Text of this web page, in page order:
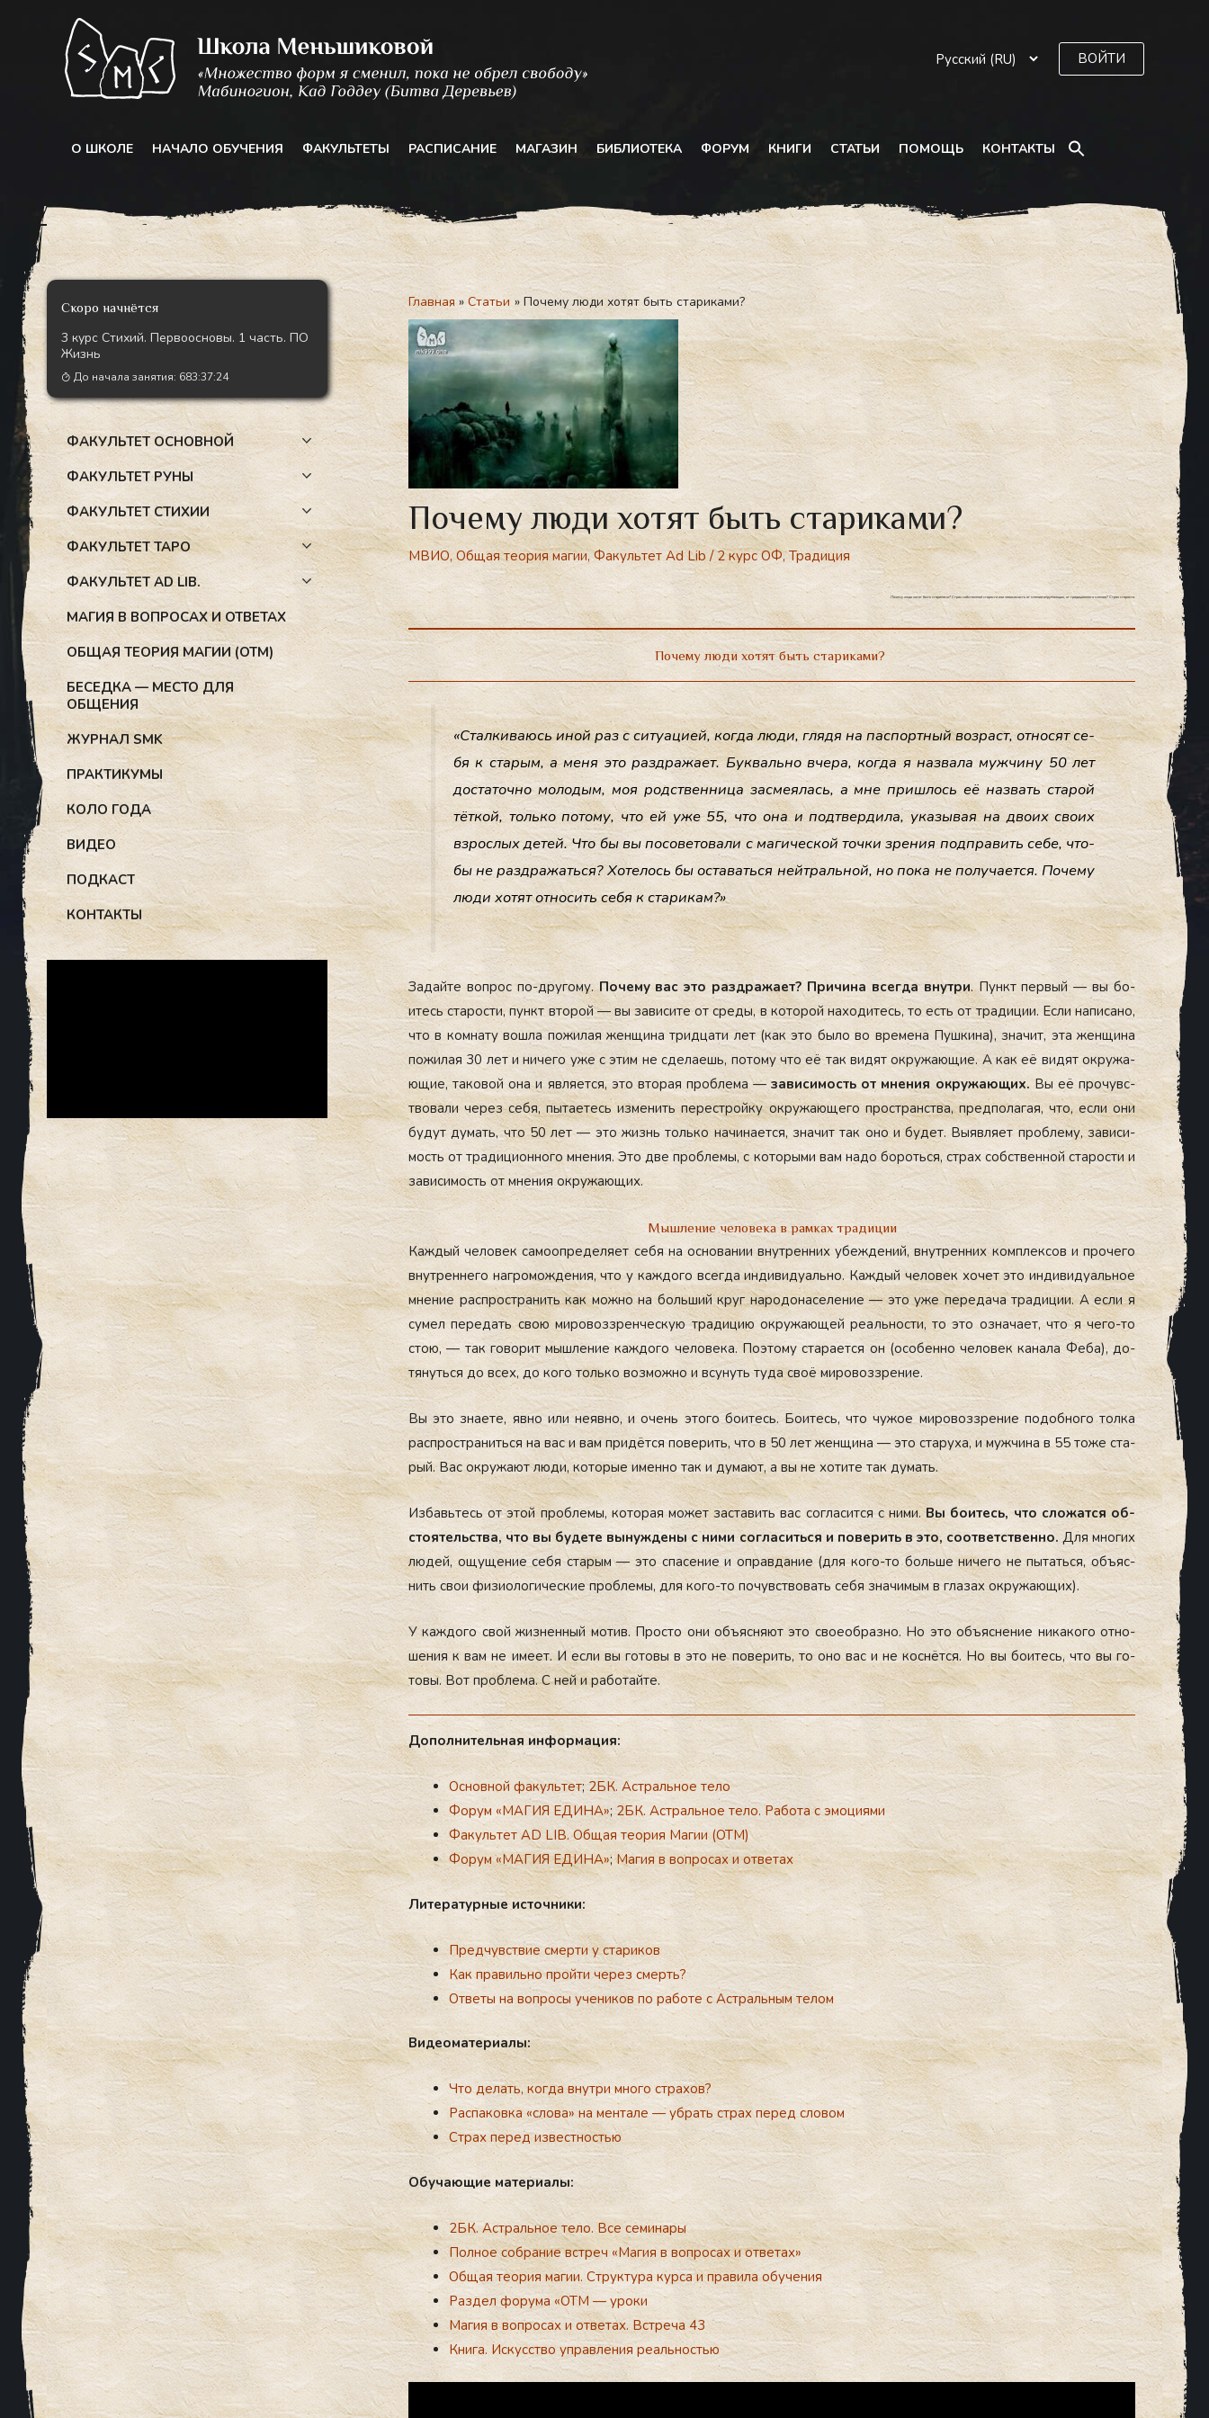
содержимому
ВОЙТИ
О ШКОЛЕ НАЧАЛО ОБУЧЕНИЯ ФАКУЛЬТЕТЫ РАСПИСАНИЕ МАГАЗИН БИБЛИОТЕКА ФОРУМ КНИГИ СТАТЬИ ПОМОЩЬ КОНТАКТЫ
Скоро начнётся
3 курс Стихий. Первоосновы. 1 часть. ПО
Жизнь
До начала занятия: 683:37:22
ФАКУЛЬТЕТ ОСНОВНОЙ
ФАКУЛЬТЕТ РУНЫ
ФАКУЛЬТЕТ СТИХИИ
ФАКУЛЬТЕТ ТАРО
ФАКУЛЬТЕТ AD LIB.
МАГИЯ В ВОПРОСАХ И ОТВЕТАХ
ОБЩАЯ ТЕОРИЯ МАГИИ (ОТМ)
БЕСЕДКА — МЕСТО ДЛЯ
ОБЩЕНИЯ
ЖУРНАЛ SMK
ПРАКТИКУМЫ
КОЛО ГОДА
ВИДЕО
ПОДКАСТ
КОНТАКТЫ
Главная Статьи Почему люди хотят быть стариками?
Почему люди хотят быть стариками?
МВИО,Общая теория магии,Факультет Ad Lib/2 курс ОФ,Традиция
Почему люди хотят быть стариками? Страх собственной старости или зависимость от мнения окружающих, от традиционного мнения? Страх старости.
Почему люди хотят быть стариками?
«Стал­ки­ва­юсь иной раз с си­ту­аци­ей, ког­да лю­ди, гля­дя на пас­пор­тный воз­раст, от­но­сят се­
бя к ста­рым, а ме­ня это раз­дра­жа­ет. Бук­валь­но вче­ра, ког­да я наз­ва­ла муж­чи­ну 50 лет
дос­та­точ­но мо­лодым, моя родс­твен­ни­ца зас­ме­ялась, а мне приш­лось её наз­вать ста­рой
тёт­кой, толь­ко по­тому, что ей уже 55, что она и под­твер­ди­ла, ука­зывая на дво­их сво­их
взрос­лых де­тей. Что бы вы по­сове­това­ли с ма­гичес­кой точ­ки зре­ния под­пра­вить се­бе, что­
бы не раз­дра­жать­ся? Хо­телось бы ос­та­вать­ся ней­траль­ной, но по­ка не по­луча­ет­ся. По­чему
лю­ди хо­тят от­но­сить се­бя к ста­рикам?»
За­дай­те воп­рос по-дру­гому.По­чему вас это раз­дра­жа­ет? При­чина всег­да внут­ри. Пункт пер­вый — вы бо­
итесь ста­рос­ти, пункт вто­рой — вы за­виси­те от сре­ды, в ко­торой на­ходи­тесь, то есть от тра­диции. Ес­ли на­писа­но,
что в ком­на­ту вош­ла по­жилая жен­щи­на трид­ца­ти лет (как это бы­ло во вре­мена Пуш­ки­на), зна­чит, эта жен­щи­на
по­жилая 30 лет и ни­чего уже с этим не сде­ла­ешь, по­тому что её так ви­дят ок­ру­жа­ющие. А как её ви­дят ок­ру­жа­
ющие, та­ковой она и яв­ля­ет­ся, это вто­рая проб­ле­ма —за­виси­мость от мне­ния ок­ру­жа­ющих.Вы её про­чувс­
тво­вали че­рез се­бя, пы­та­етесь из­ме­нить пе­рес­трой­ку ок­ру­жа­юще­го прос­транс­тва, пред­по­лагая, что, ес­ли они
бу­дут ду­мать, что 50 лет — это жизнь толь­ко на­чина­ет­ся, зна­чит так оно и бу­дет. Вы­яв­ля­ет проб­ле­му, за­виси­
мость от тра­дици­он­но­го мне­ния. Это две проб­ле­мы, с ко­торы­ми вам на­до бо­роть­ся, страх собс­твен­ной ста­рос­ти и
за­виси­мость от мне­ния ок­ру­жа­ющих.
Мышление человека в рамках традиции
Каж­дый че­ловек са­мо­оп­ре­деля­ет се­бя на ос­но­вании внут­ренних убеж­де­ний, внут­ренних ком­плек­сов и про­чего
внут­ренне­го наг­ро­мож­де­ния, что у каж­до­го всег­да ин­ди­виду­аль­но. Каж­дый че­ловек хо­чет это ин­ди­виду­аль­ное
мне­ние рас­простра­нить как мож­но на боль­ший круг на­родо­насе­ление — это уже пе­реда­ча тра­диции. А ес­ли я
су­мел пе­редать свою ми­ровоз­зрен­ческую тра­дицию ок­ру­жа­ющей ре­аль­нос­ти, то это оз­на­ча­ет, что я че­го-то
стою, — так го­ворит мыш­ле­ние каж­до­го че­лове­ка. По­это­му ста­ра­ет­ся он (осо­бен­но че­ловек ка­нала Фе­ба), до­
тянуть­ся до всех, до ко­го толь­ко воз­можно и всу­нуть ту­да своё ми­ровоз­зре­ние.
Вы это зна­ете, яв­но или не­яв­но, и очень это­го бо­итесь. Бо­итесь, что чу­жое ми­ровоз­зре­ние по­доб­но­го тол­ка
рас­простра­нить­ся на вас и вам при­дёт­ся по­верить, что в 50 лет жен­щи­на — это ста­руха, и муж­чи­на в 55 то­же ста­
рый. Вас ок­ру­жа­ют лю­ди, ко­торые имен­но так и ду­ма­ют, а вы не хо­тите так ду­мать.
Из­бавь­тесь от этой проб­ле­мы, ко­торая мо­жет зас­та­вить вас сог­ла­сит­ся с ни­ми.Вы бо­итесь, что сло­жат­ся об­
сто­ятель­ства, что вы бу­дете вы­нуж­де­ны с ни­ми сог­ла­сить­ся и по­верить в это, со­от­ветс­твен­но.Для мно­гих
лю­дей, ощу­щение се­бя ста­рым — это спа­сение и оп­равда­ние (для ко­го-то боль­ше ни­чего не пы­тать­ся, объ­яс­
нить свои фи­зи­оло­гичес­кие проб­ле­мы, для ко­го-то по­чувс­тво­вать се­бя зна­чимым в гла­зах ок­ру­жа­ющих).
У каж­до­го свой жиз­ненный мо­тив. Прос­то они объ­яс­ня­ют это сво­еоб­разно. Но это объ­яс­не­ние ни­како­го от­но­
шения к вам не име­ет. И ес­ли вы го­товы в это не по­верить, то оно вас и не кос­нётся. Но вы бо­итесь, что вы го­
товы. Вот проб­ле­ма. С ней и ра­ботай­те.
До­пол­ни­тель­ная ин­фор­ма­ция:
Основной факультет;2БК. Астральное тело
Форум «МАГИЯ ЕДИНА»;2БК. Астральное тело. Работа с эмоциями
Факультет AD LIB. Общая теория Магии (ОТМ)
Форум «МАГИЯ ЕДИНА»;Магия в вопросах и ответах
Ли­те­ра­тур­ные ис­точ­ни­ки:
Предчувствие смерти у стариков
Как правильно пройти через смерть?
Ответы на вопросы учеников по работе с Астральным телом
Ви­де­ома­те­ри­алы:
Что делать, когда внутри много страхов?
Распаковка «слова» на ментале — убрать страх перед словом
Страх перед известностью
Обу­ча­ющие ма­те­ри­алы:
2БК. Астральное тело. Все семинары
Полное собрание встреч «Магия в вопросах и ответах»
Общая теория магии. Структура курса и правила обучения
Раздел форума «ОТМ — уроки
Магия в вопросах и ответах. Встреча 43
Книга. Искусство управления реальностью